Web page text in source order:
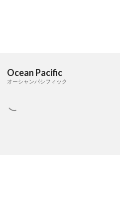
Ocean Pacific
オーシャンパシフィック